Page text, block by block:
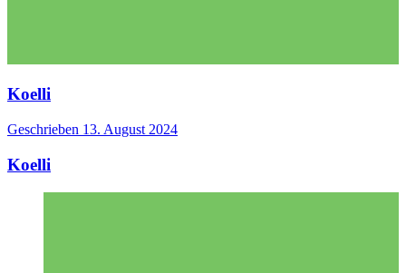
Koelli
Geschrieben 13. August 2024
Koelli